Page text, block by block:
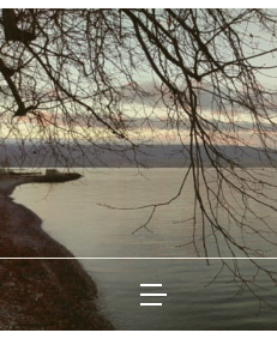
Skip
to
content